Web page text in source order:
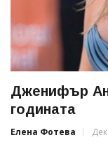
Дженифър
годината
Елена Фотева